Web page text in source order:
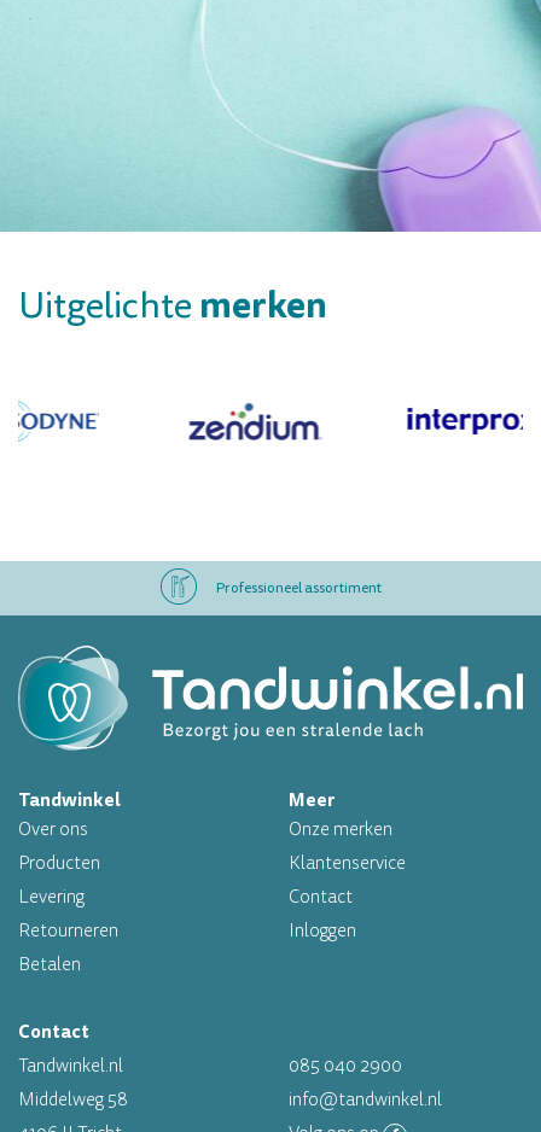
Uitgelichte merken
Professioneel assortiment
Op werkdagen voor 16.00 uur besteld, morgen in huis
Professioneel assortiment
Altijd op voorraad
Tandwinkel
Over ons
Producten
Levering
Retourneren
Betalen
Meer
Onze merken
Klantenservice
Contact
Inloggen
Contact
Tandwinkel.nl
Middelweg 58
085 040 2900
info@tandwinkel.nl